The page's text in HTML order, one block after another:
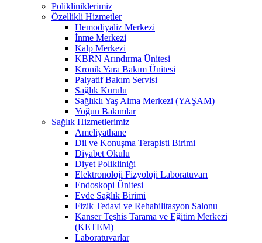
Polikliniklerimiz
Özellikli Hizmetler
Hemodiyaliz Merkezi
İnme Merkezi
Kalp Merkezi
KBRN Arındırma Ünitesi
Kronik Yara Bakım Ünitesi
Palyatif Bakım Servisi
Sağlık Kurulu
Sağlıklı Yaş Alma Merkezi (YAŞAM)
Yoğun Bakımlar
Sağlık Hizmetlerimiz
Ameliyathane
Dil ve Konuşma Terapisti Birimi
Diyabet Okulu
Diyet Polikliniği
Elektronoloji Fizyoloji Laboratuvarı
Endoskopi Ünitesi
Evde Sağlık Birimi
Fizik Tedavi ve Rehabilitasyon Salonu
Kanser Teşhis Tarama ve Eğitim Merkezi
(KETEM)
Laboratuvarlar